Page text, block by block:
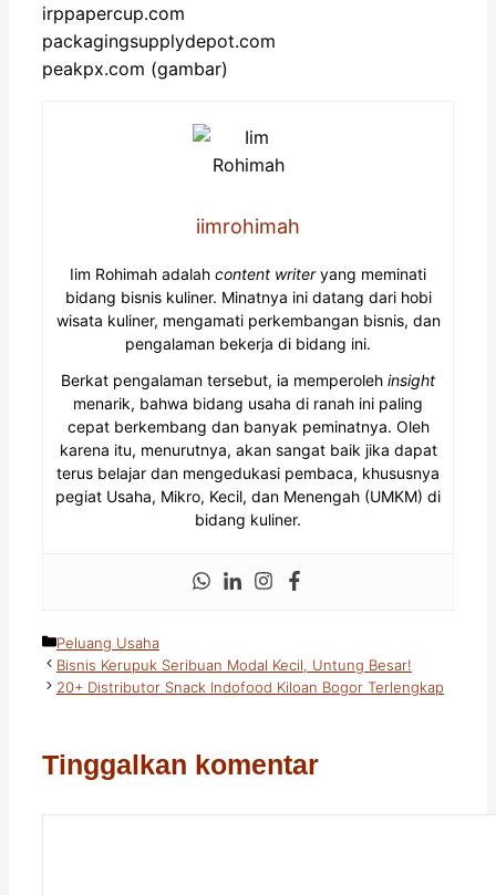
irppapercup.com
packagingsupplydepot.com
peakpx.com (gambar)
iimrohimah
Iim Rohimah adalah content writeryang meminati
bidang bisnis kuliner. Minatnya ini datang dari hobi
wisata kuliner, mengamati perkembangan bisnis, dan
pengalaman bekerja di bidang ini.
Berkat pengalaman tersebut, ia memperoleh insight
menarik, bahwa bidang usaha di ranah ini paling
cepat berkembang dan banyak peminatnya. Oleh
karena itu, menurutnya, akan sangat baik jika dapat
terus belajar dan mengedukasi pembaca, khususnya
pegiat Usaha, Mikro, Kecil, dan Menengah (UMKM) di
bidang kuliner.
Kategori
Peluang Usaha
Bisnis Kerupuk Seribuan Modal Kecil, Untung Besar!
20+ Distributor Snack Indofood Kiloan Bogor Terlengkap
Tinggalkan komentar